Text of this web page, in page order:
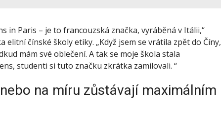
in Paris – je to francouzská značka, vyráběná v Itálii,“
elitní čínské školy etiky. „Když jsem se vrátila zpět do Číny,
mám své oblečení. A tak se moje škola stala
studenti si tuto značku zkrátka zamilovali. “
na míru zůstávají maximálním